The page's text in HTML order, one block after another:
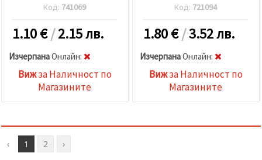
Код: 741069
1.10€/2.15 лв.
ИзчерпанаOнлайн:
Вижза Наличност по
Магазините
Код: 721094
1.80€/3.52 лв.
ИзчерпанаOнлайн:
Вижза Наличност по
Магазините
‹ 1 2 ›